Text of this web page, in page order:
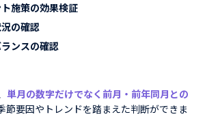
施策の効果検証
の確認
ンスの確認
単月の数字だけでなく前月・前年同月との
節要因やトレンドを踏まえた判断ができま